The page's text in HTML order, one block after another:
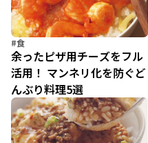
#食
余ったピザ用チーズをフル
活用！ マンネリ化を防ぐど
んぶり料理5選